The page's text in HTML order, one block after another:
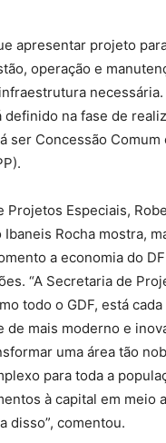
apresentar projeto
operação e
necessária.
na fase de
ser Concessão Comum
Projetos Especiais,
Rocha mostra,
a economia do
“A Secretaria de
todo o GDF, está
de mais moderno e
uma área tão
para toda a
à capital em meio
disso”, comentou.